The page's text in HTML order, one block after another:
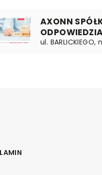
AXONN
ul.